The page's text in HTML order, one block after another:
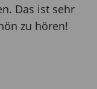
Das ist sehr
zu hören!